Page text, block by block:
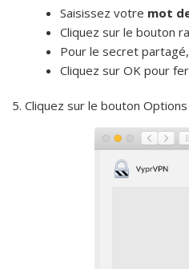
Saisissez votre mot
Cliquez sur le bouton
Pour le secret
Cliquez sur OK pour
5. Cliquez sur le bouton Options